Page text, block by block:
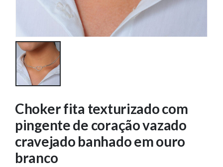
Choker fita texturizado com
pingente de coração vazado
cravejado banhado em ouro
branco